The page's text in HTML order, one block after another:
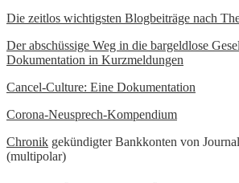
Die zeitlos wichtigsten Blogbeiträge nach
Der abschüssige Weg in die bargeldlose
Dokumentation in Kurzmeldungen
Cancel-Culture: Eine Dokumentation
Corona-Neusprech-Kompendium
Chronik gekündigter Bankkonten von
(multipolar)